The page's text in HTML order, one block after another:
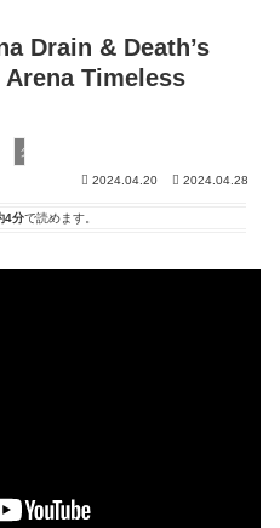
Drain & Death’s
Arena Timeless
タイムレス
2024.04.20 2024.04.28
4分で読めます。